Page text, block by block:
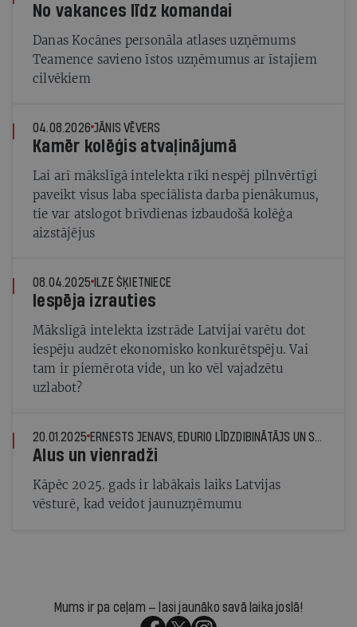
No vakances līdz komandai
Danas Kocānes personāla atlases uzņēmums
Teamence savieno īstos uzņēmumus ar īstajiem
cilvēkiem
04.08.2026 JĀNIS VĒVERS
Kamēr kolēģis atvaļinājumā
Lai arī mākslīgā intelekta rīki nespēj pilnvērtīgi
paveikt visus laba speciālista darba pienākumus,
tie var atslogot brīvdienas izbaudošā kolēģa
aizstājējus
08.04.2025 ILZE ŠĶIETNIECE
Iespēja izrauties
Mākslīgā intelekta izstrāde Latvijai varētu dot
iespēju audzēt ekonomisko konkurētspēju. Vai
tam ir piemērota vide, un ko vēl vajadzētu
uzlabot?
20.01.2025 ERNESTS JENAVS, EDURIO LĪDZDIBINĀTĀJS UN STARTIN.LV VALDES PRIEKŠSĒDĒTĀJS
Alus un vienradži
Kāpēc 2025. gads ir labākais laiks Latvijas
vēsturē, kad veidot jaunuzņēmumu
Mums ir pa ceļam — lasi jaunāko savā laika joslā!